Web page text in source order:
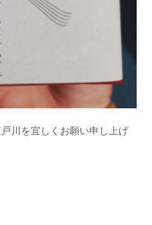
川を宜しくお願い申し上げ